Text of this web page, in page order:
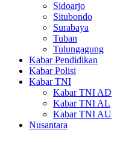
Sidoarjo
Situbondo
Surabaya
Tuban
Tulungagung
Kabar Pendidikan
Kabar Polisi
Kabar TNI
Kabar TNI AD
Kabar TNI AL
Kabar TNI AU
Nusantara